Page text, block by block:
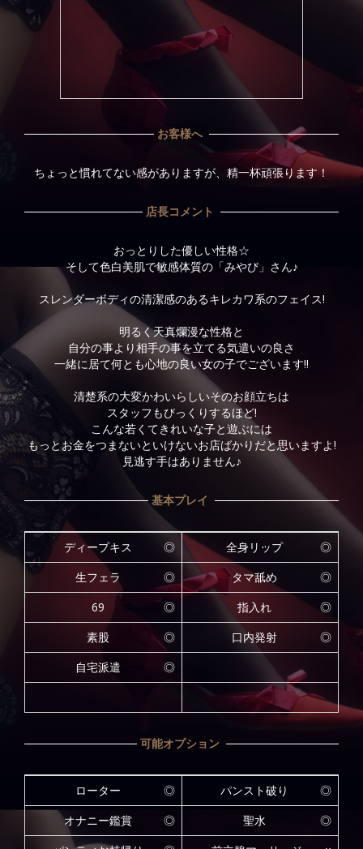
お客様へ
ちょっと慣れてない感がありますが、精一杯頑張ります！
店長コメント
おっとりした優しい性格☆
そして色白美肌で敏感体質の「みやび」さん♪
スレンダーボディの清潔感のあるキレカワ系のフェイス!
明るく天真爛漫な性格と
自分の事より相手の事を立てる気遣いの良さ
一緒に居て何とも心地の良い女の子でございます!!
清楚系の大変かわいらしいそのお顔立ちは
スタッフもびっくりするほど!
こんな若くてきれいな子と遊ぶには
もっとお金をつまないといけないお店ばかりだと思いますよ!
見逃す手はありません♪
基本プレイ
ディープキス ◎ 全身リップ
◎
生フェラ
◎ タマ舐め
◎
69
◎ 指入れ
◎
素股
◎ 口内発射
◎
自宅派遣
◎
可能オプション
ローター ◎ パンスト破り
◎
オナニー鑑賞
◎ 聖水
◎